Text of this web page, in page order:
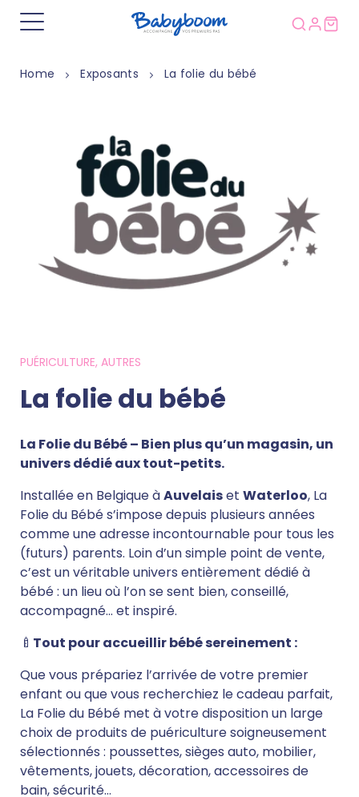
Home Exposants La folie du bébé
PUÉRICULTURE, AUTRES
La folie du bébé
La Folie du Bébé – Bien plus qu’un magasin, un
univers dédié aux tout-petits.
Installée en Belgique àAuvelaiset Waterloo, La
Folie du Bébé s’impose depuis plusieurs années
comme une adresse incontournable pour tous les
(futurs) parents. Loin d’un simple point de vente,
c’est un véritable univers entièrement dédié à
bébé : un lieu où l’on se sent bien, conseillé,
accompagné… et inspiré.
🍼 Tout pour accueillir bébé sereinement :
Que vous prépariez l’arrivée de votre premier
enfant ou que vous recherchiez le cadeau parfait,
La Folie du Bébé met à votre disposition un large
choix de produits de puériculture soigneusement
sélectionnés : poussettes, sièges auto, mobilier,
vêtements, jouets, décoration, accessoires de
bain, sécurité…